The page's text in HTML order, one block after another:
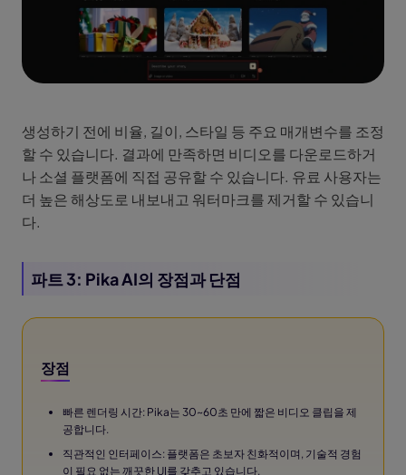
생성하기 전에 비율, 길이, 스타일 등 주요 매개변수를 조정
할 수 있습니다. 결과에 만족하면 비디오를 다운로드하거
나 소셜 플랫폼에 직접 공유할 수 있습니다. 유료 사용자는
더 높은 해상도로 내보내고 워터마크를 제거할 수 있습니
다.
파트 3: Pika AI의 장점과 단점
장점
빠른 렌더링 시간: Pika는 30~60초 만에 짧은 비디오 클립을 제
공합니다.
직관적인 인터페이스: 플랫폼은 초보자 친화적이며, 기술적 경험
이 필요 없는 깨끗한 UI를 갖추고 있습니다.